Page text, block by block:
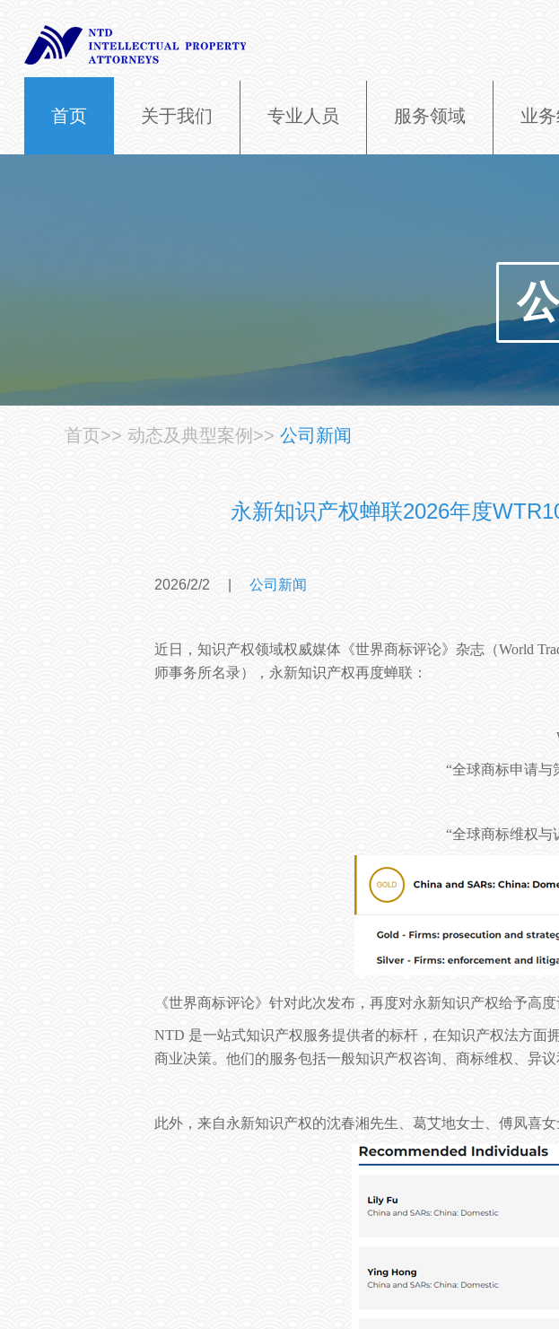
首页 关于我们 专业人员 服务领域 业务
首页>> 动态及典型案例 >> 公司新闻
永新知识产权蝉联2026年度
2026/2/2 公司新闻
近日，知识产权领域权威媒体《世界商标评论》杂志（World
师事务所名录）， 永新知识产权再度蝉联：
“全球商标申请与
“全球商标维权与
《世界商标评论》针对此次发布，再度对永新知识产权给予高度
NTD 是一站式知识产权服务提供者的标杆，在知识产权法方面
商业决策。他们的服务包括一般知识产权咨询、商标维权、异议
此外，来自永新知识产权的沈春湘先生、葛艾地女士、傅凤喜